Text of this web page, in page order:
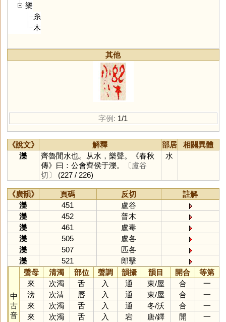
樂
糸
木
其他
字例: 1/1
《說文》 解釋 部居
相關異體
濼
齊魯閒水也。从水，樂聲。《春秋
傳》曰：公會齊侯于濼。
〔盧谷
切〕
(227 / 226)
水
《廣韻》 頁碼 反切
註解
濼
451
盧谷
濼
452
普木
濼
461
盧毒
濼
505
盧各
濼
507
匹各
濼
521 郎擊
中
古
音
聲母 清濁 部位 聲調 韻攝 韻目 開合
等第
來
次濁 舌 入 通 東/屋 合
一
滂
次清 唇 入 通 東/屋 合
一
來
次濁 舌 入 通 冬/沃 合
一
來
次濁 舌 入 宕 唐/鐸 開
一